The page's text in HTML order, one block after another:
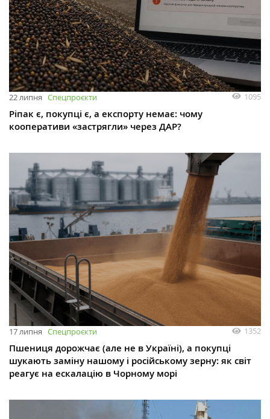
22 липня Спецпроєкти 1095
Ріпак є, покупці є, а експорту немає: чому
кооперативи «застрягли» через ДАР?
17 липня Спецпроєкти 1352
Пшениця дорожчає (але не в Україні), а покупці
шукають заміну нашому і російському зерну: як світ
реагує на ескалацію в Чорному морі